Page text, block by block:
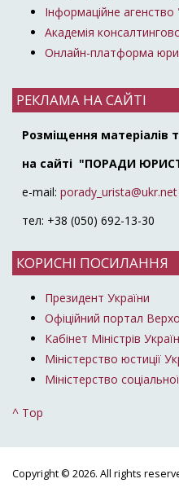
Інформаційне
Академія
Онлайн-платформа
РЕКЛАМА НА САЙТІ
Розміщення матеріалів
на сайті "ПОРАДИ
e-mail: porady_urista@ukr.net
тел: +38 (050) 692-13-30
КОРИСНІ ПОСИЛАННЯ
Президент України
Офіційний портал
Кабінет Міністрів
Міністерство юстиції
Міністерство
^ Top
Copyright © 2026. All rights